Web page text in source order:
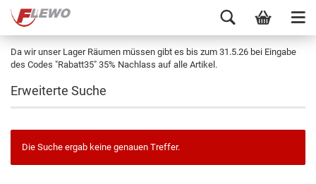
Da wir unser Lager Räumen müssen gibt es bis zum 31.5.26 bei Eingabe
des Codes "Rabatt35" 35% Nachlass auf alle Artikel.
Erweiterte Suche
Die Suche ergab keine genauen Treffer.